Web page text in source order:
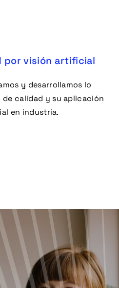
por visión artificial
y desarrollamos lo
calidad y su aplicación
en industria.